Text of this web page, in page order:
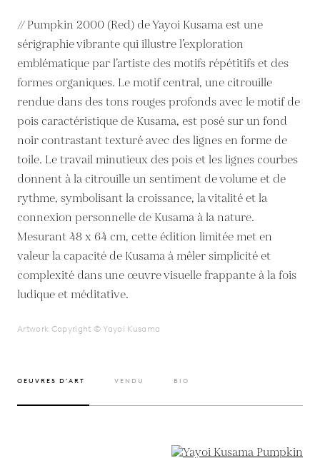
// Pumpkin 2000 (Red) de Yayoi Kusama est une
sérigraphie vibrante qui illustre l’exploration
emblématique par l’artiste des motifs répétitifs et des
formes organiques. Le motif central, une citrouille
rendue dans des tons rouges profonds avec le motif de
pois caractéristique de Kusama, est posé sur un fond
noir contrastant texturé avec des lignes en forme de
toile. Le travail minutieux des pois et les lignes courbes
donnent à la citrouille un sentiment de volume et de
rythme, symbolisant la croissance, la vitalité et la
connexion personnelle de Kusama à la nature.
Mesurant 48 x 64 cm, cette édition limitée met en
valeur la capacité de Kusama à mêler simplicité et
complexité dans une œuvre visuelle frappante à la fois
ludique et méditative.
Artwork Copyright © Yayoi Kusama
OEUVRES D’ART VENDU BIO